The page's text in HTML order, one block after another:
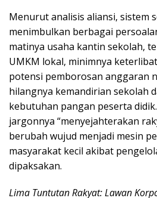
​Menurut analisis aliansi, sistem
menimbulkan berbagai
matinya usaha kantin sekolah,
UMKM lokal, minimnya
potensi pemborosan anggaran
hilangnya kemandirian sekolah
kebutuhan pangan peserta
jargonnya “menyejahterakan
berubah wujud menjadi mesin
masyarakat kecil akibat
dipaksakan.
Lima Tuntutan Rakyat: Lawan